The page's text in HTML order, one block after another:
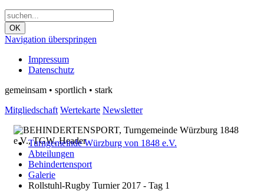
OK
Navigation überspringen
Impressum
Datenschutz
gemeinsam • sportlich • stark
Mitgliedschaft Wertekarte Newsletter
Turngemeinde Würzburg von 1848 e.V.
Abteilungen
Behindertensport
Galerie
Rollstuhl-Rugby Turnier 2017 - Tag 1